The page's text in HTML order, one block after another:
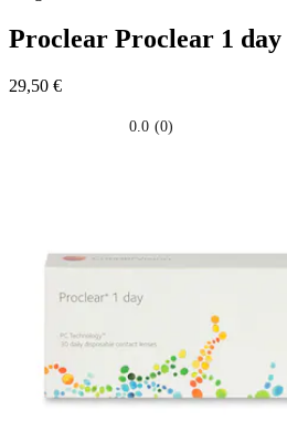
Proclear Proclear 1
29,50 €
0.0 (0)